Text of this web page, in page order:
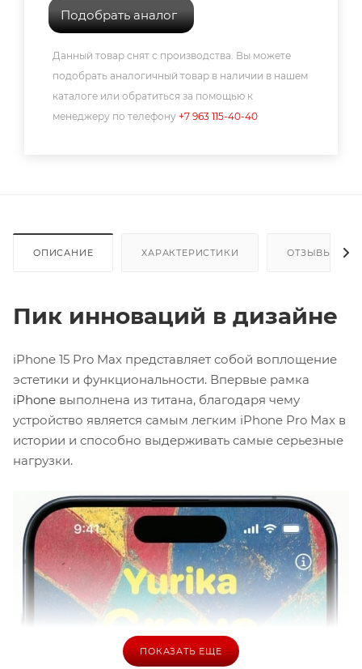
Подобрать аналог
Данный товар снят с производства. Вы можете
подобрать аналогичный товар в наличии в нашем
каталоге или обратиться за помощью к
менеджеру по телефону +7 963 115-40-40
ОПИСАНИЕ ХАРАКТЕРИСТИКИ ОТЗЫВЫ
Пик инноваций в дизайне
iPhone 15 Pro Max представляет собой воплощение
эстетики и функциональности. Впервые рамка
iPhone выполнена из титана, благодаря чему
устройство является самым легким iPhone Pro Max в
истории и способно выдерживать самые серьезные
нагрузки.
ПОКАЗАТЬ ЕЩЕ